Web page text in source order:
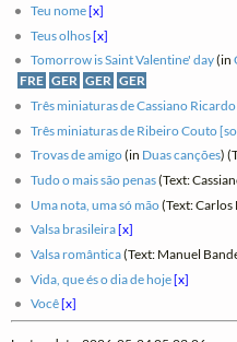
Teu nome[x]
Teus olhos[x]
Tomorrow is Saint Valentine' day(in
FRE GER GER GER
Três miniaturas de Cassiano
Três miniaturas de Ribeiro Couto
Trovas de amigo(in Duas canções)
Tudo o mais são penas(Text:
Uma nota, uma só mão(Text:
Valsa brasileira[x]
Valsa romântica(Text: Manuel
Vida, que és o dia de hoje[x]
Você[x]